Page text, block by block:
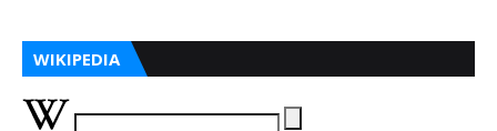
WIKIPEDIA